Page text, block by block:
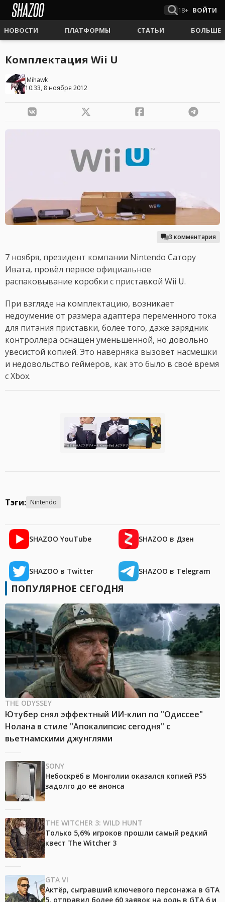
18+ ВОЙТИ
НОВОСТИ ПЛАТФОРМЫ СТАТЬИ БОЛЬШЕ
Комплектация Wii U
JMihawk
10:33, 8 ноября 2012
3 комментария
7 ноября, президент компании Nintendo Сатору
Ивата, провёл первое официальное
распаковывание коробки с приставкой Wii U.
При взгляде на комплектацию, возникает
недоумение от размера адаптера переменного тока
для питания приставки, более того, даже зарядник
контроллера оснащён уменьшенной, но довольно
увесистой копией. Это наверняка вызовет насмешки
и недовольство геймеров, как это было в своё время
с Xbox.
Тэги: Nintendo
SHAZOO YouTube SHAZOO в Дзен
SHAZOO в Twitter SHAZOO в Telegram
ПОПУЛЯРНОЕ СЕГОДНЯ
THE ODYSSEY
Ютубер снял эффектный ИИ-клип по "Одиссее"
Нолана в стиле "Апокалипсис сегодня" с
вьетнамскими джунглями
SONY
Небоскрёб в Монголии оказался копией PS5
задолго до её анонса
THE WITCHER 3: WILD HUNT
Только 5,6% игроков прошли самый редкий
квест The Witcher 3
GTA VI
Актёр, сыгравший ключевого персонажа в GTA
5, отправил более 60 заявок на роль в GTA 6 и